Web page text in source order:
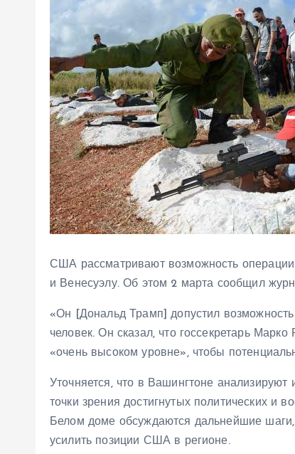
США рассматривают возможность
и Венесуэлу. Об этом 2 марта сообщил
«Он [Дональд Трамп] допустил возможность
человек. Он сказал, что госсекретарь
«очень высоком уровне», чтобы
Уточняется, что в Вашингтоне
точки зрения достигнутых политических и
Белом доме обсуждаются дальнейшие
усилить позиции США в регионе.